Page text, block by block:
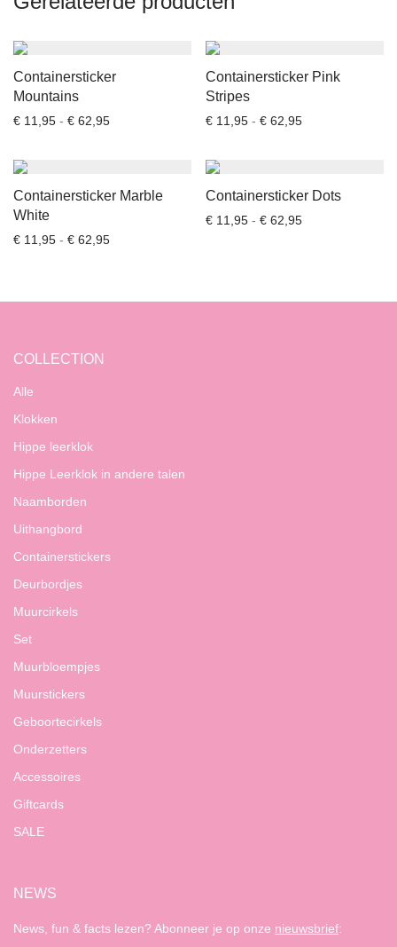
Containersticker
Mountains
€ 11,95 - € 62,95Prijsklasse: € 11,95 tot € 62,95
Containersticker Pink
Stripes
€ 11,95 - € 62,95Prijsklasse: €
Containersticker Marble
White
€ 11,95 - € 62,95Prijsklasse: € 11,95 tot € 62,95
Containersticker Dots
€ 11,95 - € 62,95Prijsklasse: €
COLLECTION
Alle
Klokken
Hippe leerklok
Hippe Leerklok in andere talen
Naamborden
Uithangbord
Containerstickers
Deurbordjes
Muurcirkels
Set
Muurbloempjes
Muurstickers
Geboortecirkels
Onderzetters
Accessoires
Giftcards
SALE
NEWS
News, fun & facts lezen? Abonneer je op onze nieuwsbrief: